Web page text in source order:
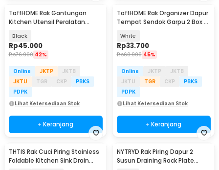
TaffHOME Rak Gantungan
Kitchen Utensil Peralatan
Black
Rp45.000
Rp76.900 42%
Online JKTP
JKTB
JKTU
TGR CKP
PBKS
PDPK
Lihat Ketersediaan Stok
+ Keranjang
TaffHOME Rak Organizer Dapur
Tempat Sendok Garpu 2 Box -
White
Rp33.700
Rp60.900 45%
Online JKTP
JKTB
JKTU
TGR CKP
PBKS
PDPK
Lihat Ketersediaan Stok
+ Keranjang
THTIS Rak Cuci Piring Stainless
Foldable Kitchen Sink Drain
NYTRYD Rak Piring Dapur 2
Susun Draining Rack Plate